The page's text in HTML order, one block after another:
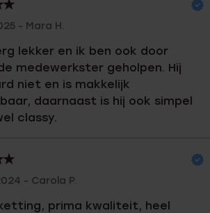
- Mara H.
lekker en ik ben ook door
medewerkster geholpen. Hij
niet en is makkelijk
daarnaast is hij ook simpel
classy.
- Carola P.
prima kwaliteit, heel